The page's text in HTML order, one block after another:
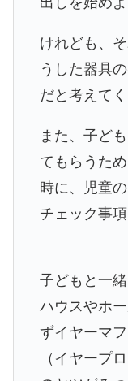
けれども、
うした器具
だと考えてく
また、子ど
てもらうた
時に、児童
チェック事
子どもと一
ハウスやホ
ずイヤーマ
（イヤープ